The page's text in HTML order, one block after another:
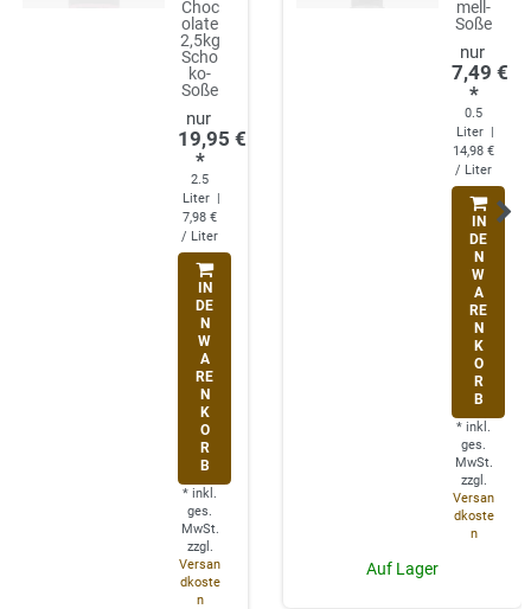
Choc
olate
2,5kg
Scho
ko-
Soße
19,95 €
*
2.5
Liter |
7,98 €
/ Liter
IN
DE
N
W
A
RE
N
K
O
R
B
* inkl.
ges.
MwSt.
zzgl.
Versan
dkoste
n
mell-
Soße
7,49 €
*
0.5
Liter |
14,98 €
/ Liter
IN
DE
N
W
A
RE
N
K
O
R
B
* inkl.
ges.
MwSt.
zzgl.
Versan
dkoste
n
Auf Lager